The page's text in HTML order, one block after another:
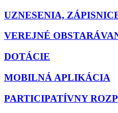
UZNESENIA,
VEREJNÉ
DOTÁCIE
MOBILNÁ APLIKÁCIA
PARTICIPATÍVNY